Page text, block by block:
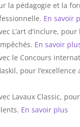
la pédagogie et la
En savoir
L’art d’inclure, pour
En savoir
le Concours
pour
Lavaux Classic,
En savoir plus